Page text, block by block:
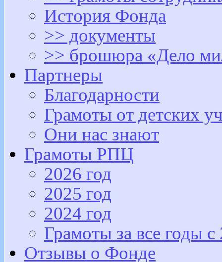
История Фонда
>> документы
>> брошюра «Дело
Партнеры
Благодарности
Грамоты от детских
Они нас знают
Грамоты РПЦ
2026 год
2025 год
2024 год
Грамоты за все годы с
Отзывы о Фонде